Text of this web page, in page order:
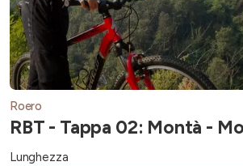
Roero
RBT - Tappa 02: Montà -
Lunghezza